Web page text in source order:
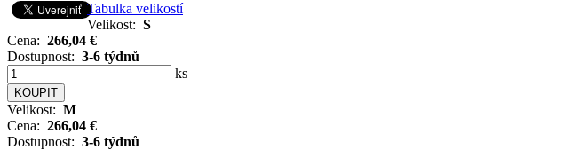
Tabulka velikostí
Velikost: S
Cena: 266,04 €
Dostupnost: 3-6 týdnů
ks
Velikost: M
Cena: 266,04 €
Dostupnost: 3-6 týdnů